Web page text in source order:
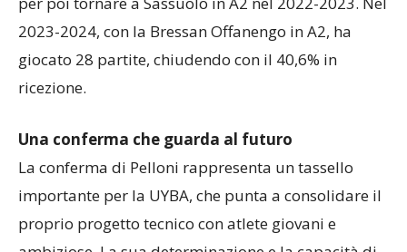
per poi tornare a Sassuolo in A2 nel 2022-2023. Nel
2023-2024, con la Bressan Offanengo in A2, ha
giocato 28 partite, chiudendo con il 40,6% in
Una conferma che guarda al futuro
La conferma di Pelloni rappresenta un tassello
importante per la UYBA, che punta a consolidare il
proprio progetto tecnico con atlete giovani e